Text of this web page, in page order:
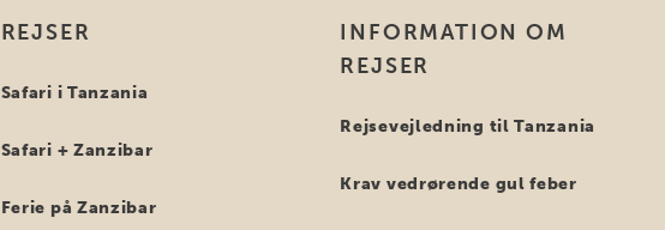
REJSER
Safari i Tanzania
Safari + Zanzibar
Ferie på Zanzibar
INFORMATION OM
REJSER
Rejsevejledning til Tanzania
Krav vedrørende gul feber